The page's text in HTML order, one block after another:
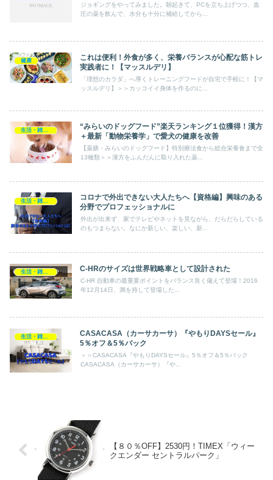
ジョギングをやってみました。朝起きて、PCを立ち上げつつ、血
圧の薬を飲んで、水分も十分に補給してから...
健康
これは便利！外食が多く、栄養バランスが心配な筋トレ
実践者に！【マッスルデリ】
「理想のカラダ」へ導くトレーニングフードが自宅で手軽に！【マ
ッスルデリ】＞＞カッコイイ身体を作るのに...
生活・雑貨・家電
“みらいのドッグフード”楽天ランキング１位獲得！漢方
＋最新「動物栄養学」で愛犬の健康を改善
【薬膳・みらいのドッグフード】特別療法食から総合栄養食まで全
13種類＞＞漢方をふんだんに取り入れた薬...
生活・雑貨・家電
コロナで外出できない大人たちへ【資格編】興味のある
分野でプロフェッショナルに
外出が出来ず、家でテレビやネットを見ながら、だらだらしている
のもつまらない。なにか新しい、楽しい、新...
生活・雑貨・家電 C-HRのサイズは世界戦略車として設計された
C-HR 自動車の最重要ポイントをバランス良く備えて登場！2016
年12月14日、満を持して登場した...
生活・雑貨・家電
CASACASA（カーサカーサ）『やもりDAYSセール』
5％オフ＆5％バック
＞＞CASACASA『やもりDAYSセール』5％オフ＆5％バック
CASACASA（カーサカーサ）『や...
【８０％OFF】2530円！TIMEX「ウィー
クエンダー セントラルパーク」